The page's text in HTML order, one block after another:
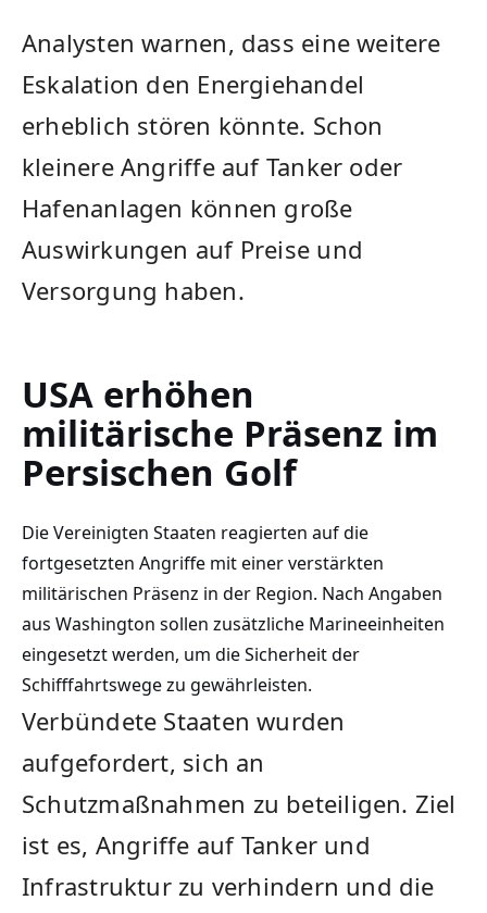
Analysten warnen, dass eine weitere
Eskalation den Energiehandel
erheblich stören könnte. Schon
kleinere Angriffe auf Tanker oder
Hafenanlagen können große
Auswirkungen auf Preise und
Versorgung haben.
USA erhöhen
militärische Präsenz im
Persischen Golf
Die Vereinigten Staaten reagierten auf die
fortgesetzten Angriffe mit einer verstärkten
militärischen Präsenz in der Region. Nach Angaben
aus Washington sollen zusätzliche Marineeinheiten
eingesetzt werden, um die Sicherheit der
Schifffahrtswege zu gewährleisten.
Verbündete Staaten wurden
aufgefordert, sich an
Schutzmaßnahmen zu beteiligen. Ziel
ist es, Angriffe auf Tanker und
Infrastruktur zu verhindern und die